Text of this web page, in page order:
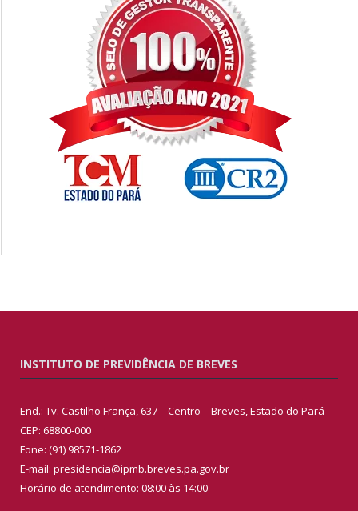
INSTITUTO DE PREVIDÊNCIA DE BREVES
End.: Tv. Castilho França, 637 – Centro – Breves, Estado do Pará
CEP: 68800-000
Fone: (91) 98571-1862
E-mail: presidencia@ipmb.breves.pa.gov.br
Horário de atendimento: 08:00 às 14:00